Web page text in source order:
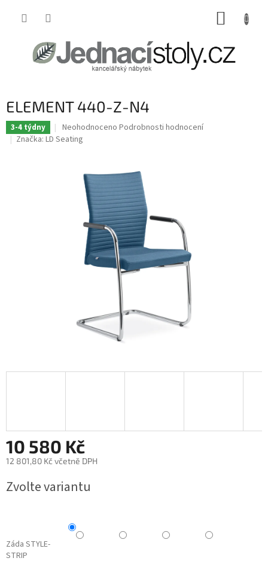
ELEMENT 440-Z-N4
3-4 týdny
Průměrné
hodnocení
hvězdiček.
Neohodnoceno Podrobnosti hodnocení
Značka: LD Seating
10 580 Kč
12 801,80 Kč včetně DPH
cena:
Zvolte variantu
Záda STYLE-
STRIP